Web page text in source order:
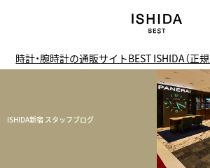
時計・腕時計の通販サイトBEST ISHIDA（正規
ISHIDA新宿 スタッフブログ